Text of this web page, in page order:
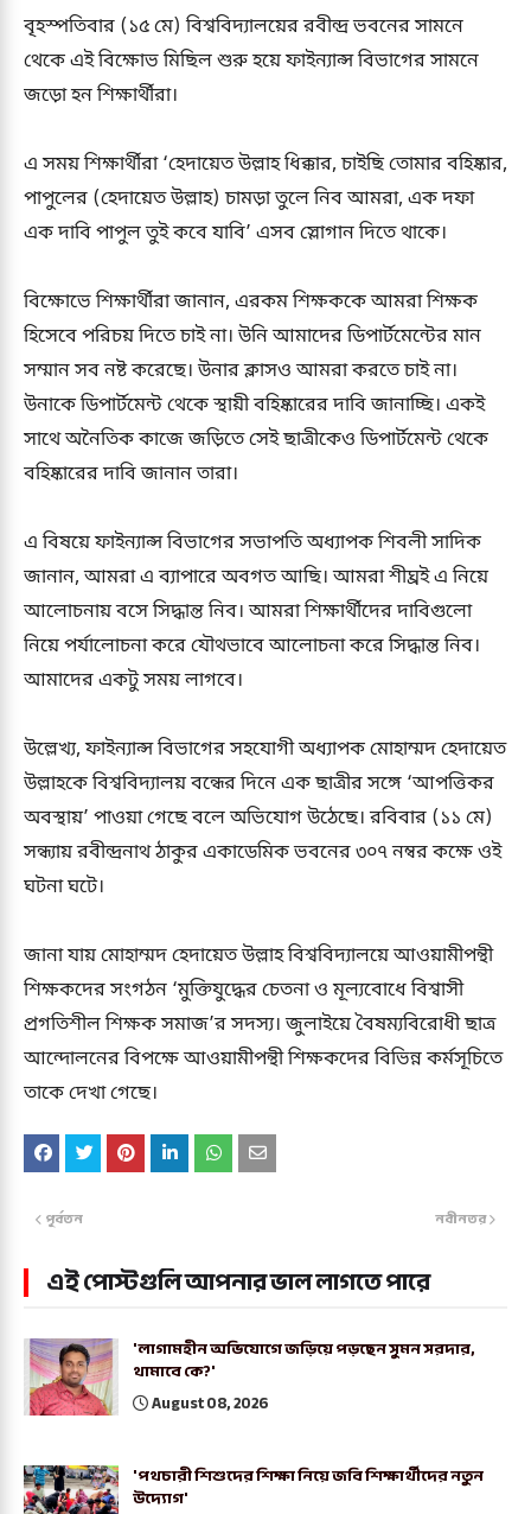
বৃহস্পতিবার (১৫ মে) বিশ্ববিদ্যালয়ের রবীন্দ্র ভবনের সামনে
থেকে এই বিক্ষোভ মিছিল শুরু হয়ে ফাইন্যান্স বিভাগের সামনে
জড়ো হন শিক্ষার্থীরা।
এ সময় শিক্ষার্থীরা ‘হেদায়েত উল্লাহ ধিক্কার, চাইছি তোমার বহিষ্কার,
পাপুলের (হেদায়েত উল্লাহ) চামড়া তুলে নিব আমরা, এক দফা
এক দাবি পাপুল তুই কবে যাবি’ এসব স্লোগান দিতে থাকে।
বিক্ষোভে শিক্ষার্থীরা জানান, এরকম শিক্ষককে আমরা শিক্ষক
হিসেবে পরিচয় দিতে চাই না। উনি আমাদের ডিপার্টমেন্টের মান
সম্মান সব নষ্ট করেছে। উনার ক্লাসও আমরা করতে চাই না।
উনাকে ডিপার্টমেন্ট থেকে স্থায়ী বহিষ্কারের দাবি জানাচ্ছি। একই
সাথে অনৈতিক কাজে জড়িতে সেই ছাত্রীকেও ডিপার্টমেন্ট থেকে
বহিষ্কারের দাবি জানান তারা।
এ বিষয়ে ফাইন্যান্স বিভাগের সভাপতি অধ্যাপক শিবলী সাদিক
জানান, আমরা এ ব্যাপারে অবগত আছি। আমরা শীঘ্রই এ নিয়ে
আলোচনায় বসে সিদ্ধান্ত নিব। আমরা শিক্ষার্থীদের দাবিগুলো
নিয়ে পর্যালোচনা করে যৌথভাবে আলোচনা করে সিদ্ধান্ত নিব।
আমাদের একটু সময় লাগবে।
উল্লেখ্য, ফাইন্যান্স বিভাগের সহযোগী অধ্যাপক মোহাম্মদ হেদায়েত
উল্লাহকে বিশ্ববিদ্যালয় বন্ধের দিনে এক ছাত্রীর সঙ্গে ‘আপত্তিকর
অবস্থায়’ পাওয়া গেছে বলে অভিযোগ উঠেছে। রবিবার (১১ মে)
সন্ধ্যায় রবীন্দ্রনাথ ঠাকুর একাডেমিক ভবনের ৩০৭ নম্বর কক্ষে ওই
ঘটনা ঘটে।
জানা যায় মোহাম্মদ হেদায়েত উল্লাহ বিশ্ববিদ্যালয়ে আওয়ামীপন্থী
শিক্ষকদের সংগঠন ‘মুক্তিযুদ্ধের চেতনা ও মূল্যবোধে বিশ্বাসী
প্রগতিশীল শিক্ষক সমাজ’র সদস্য। জুলাইয়ে বৈষম্যবিরোধী ছাত্র
আন্দোলনের বিপক্ষে আওয়ামীপন্থী শিক্ষকদের বিভিন্ন কর্মসূচিতে
তাকে দেখা গেছে।
নবীনতর
পূর্বতন
এই পোস্টগুলি আপনার ভাল লাগতে পারে
'লাগামহীন অভিযোগে জড়িয়ে পড়ছেন সুমন সরদার,
থামাবে কে?'
August 08, 2026
'পথচারী শিশুদের শিক্ষা নিয়ে জবি শিক্ষার্থীদের নতুন
উদ্যোগ'